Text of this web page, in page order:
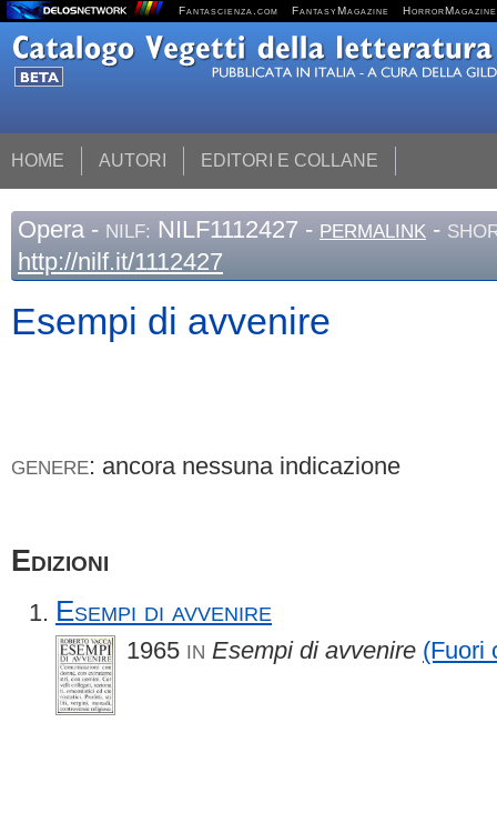
Fantascienza.com FantasyMagazine HorrorMagazine
HOME AUTORI EDITORI E COLLANE
Opera - NILF: NILF1112427 - PERMALINK -
http://nilf.it/1112427
Esempi di avvenire
GENERE: ancora nessuna indicazione
Edizioni
Esempi di avvenire
1965 IN Esempi di avvenire (Fuori